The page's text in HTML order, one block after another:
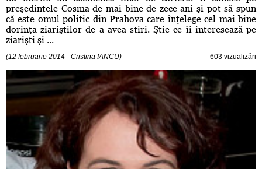
preşedintele Cosma de mai bine de zece ani şi pot să spun
că este omul politic din Prahova care înţelege cel mai bine
dorinţa ziariştilor de a avea stiri. Ştie ce îi interesează pe
ziarişti şi ...
(12 februarie 2014 - Cristina IANCU) 603 vizualizări